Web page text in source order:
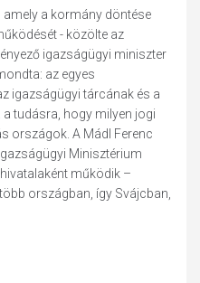
a kormány döntése
- közölte az
igazságügyi miniszter
az egyes
igazságügyi tárcának és a
tudásra, hogy milyen jogi
országok. A Mádl Ferenc
Minisztérium
működik –
országban, így Svájcban,